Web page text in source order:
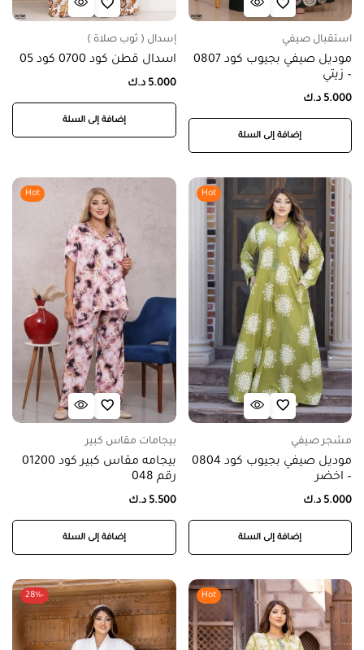
استقبال صيفي
موديل صيفي بجيوب كود 0807
– زيتي
5.000 د.ك
إضافة إلى السلة
إسدال ( ثوب صلاة )
اسدال قطن كود 0700 كود 05
5.000 د.ك
إضافة إلى السلة
Hot
مشجر صيفي
موديل صيفي بجيوب كود 0804
– اخضر
5.000 د.ك
إضافة إلى السلة
Hot
بيجامات مقاس كبير
بيجامه مقاس كبير كود 01200
رقم 048
5.500 د.ك
إضافة إلى السلة
Hot
-28%